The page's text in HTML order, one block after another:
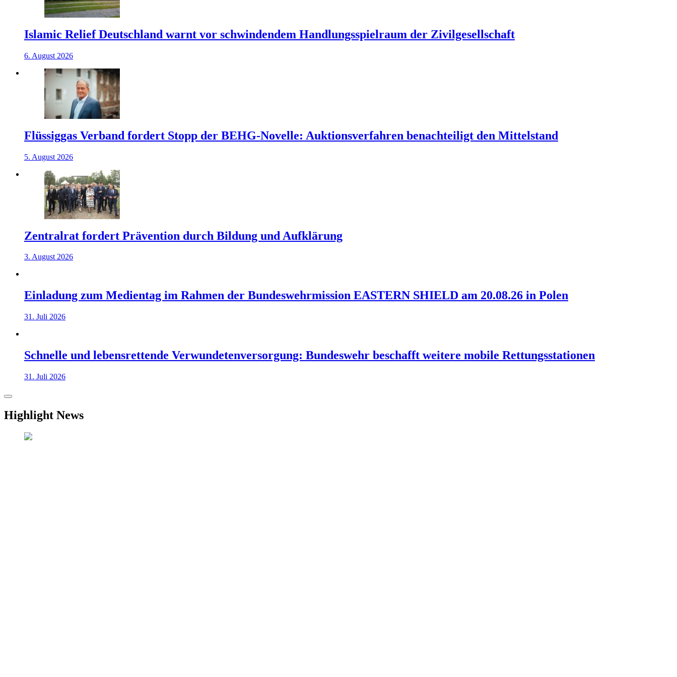
Islamic Relief Deutschland warnt vor schwindendem Handlungsspielraum der Zivilgesellschaft
6. August 2026
Flüssiggas Verband fordert Stopp der BEHG-Novelle: Auktionsverfahren benachteiligt den Mittelstand
5. August 2026
Zentralrat fordert Prävention durch Bildung und Aufklärung
3. August 2026
Einladung zum Medientag im Rahmen der Bundeswehrmission EASTERN SHIELD am 20.08.26 in Polen
31. Juli 2026
Schnelle und lebensrettende Verwundetenversorgung: Bundeswehr beschafft weitere mobile Rettungsstationen
31. Juli 2026
Highlight News